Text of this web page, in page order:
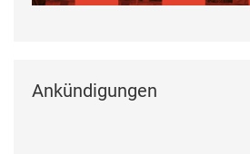
Ankündigungen